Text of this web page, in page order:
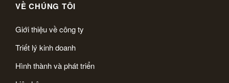
VỀ CHÚNG TÔI
Giới thiệu về công ty
Triết lý kinh doanh
Hình thành và phát triển